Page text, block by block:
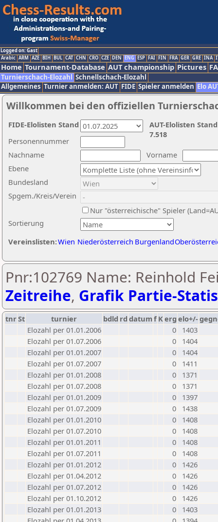
Logged on: Gast
Arabic ARM AZE BIH BUL CAT CHN CRO CZE DEN ENG ESP FAI FIN FRA GER GRE INA
Home Tournament-Database AUT championship Pictures
Turnierschach-Elozahl Schnellschach-Elozahl
Allgemeines Turnier anmelden: AUT FIDE Spieler anmelden Elo
Willkommen bei den offiziellen
Nachname
Vorname
Ebene
Sortierung
Personennummer
Bundesland
Spgem./Kreis/Verein
Nur "österreichische" Spieler
Vereinslisten:Wien Niederösterreich Burgenland
AUT-Elolisten
7.518
FIDE-Elolisten Stand
Pnr:102769 Name: Reinhold
Zeitreihe, Grafik Partie-
tnrSt turnier bdld rd datumf Kerg elo+/-
Elozahl per 01.01.2006
0
1403
Elozahl per 01.07.2006
0
1404
Elozahl per 01.01.2007
0
1404
Elozahl per 01.07.2007
0
1411
Elozahl per 01.01.2008
0
1371
Elozahl per 01.07.2008
0
1371
Elozahl per 01.01.2009
0
1397
Elozahl per 01.07.2009
0
1438
Elozahl per 01.01.2010
0
1408
Elozahl per 01.07.2010
0
1408
Elozahl per 01.01.2011
0
1408
Elozahl per 01.07.2011
0
1408
Elozahl per 01.01.2012
0
1426
Elozahl per 01.04.2012
0
1426
Elozahl per 01.07.2012
0
1426
Elozahl per 01.10.2012
0
1426
Elozahl per 01.01.2013
0
1403